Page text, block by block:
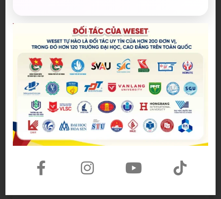
Bài viết mới nhất
Spider-Man: Brand New Day – Bộ
phim được kỳ vọng đưa MCU trở
lại thời kỳ đỉnh cao
04/08/2026
The Odyssey lập kỷ lục doanh
Christopher Nolan